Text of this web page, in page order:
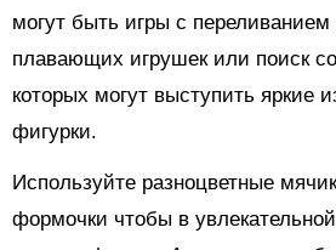
могут быть игры с
плавающих игрушек или поиск
которых могут выступить яркие
фигурки.
Используйте разноцветные
формочки чтобы в